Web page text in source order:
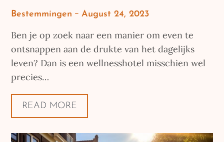
Bestemmingen
Posted
August 24, 2023
Ben je op zoek naar een manier om even te
ontsnappen aan de drukte van het dagelijks
leven? Dan is een wellnesshotel misschien wel
precies…
READ MORE